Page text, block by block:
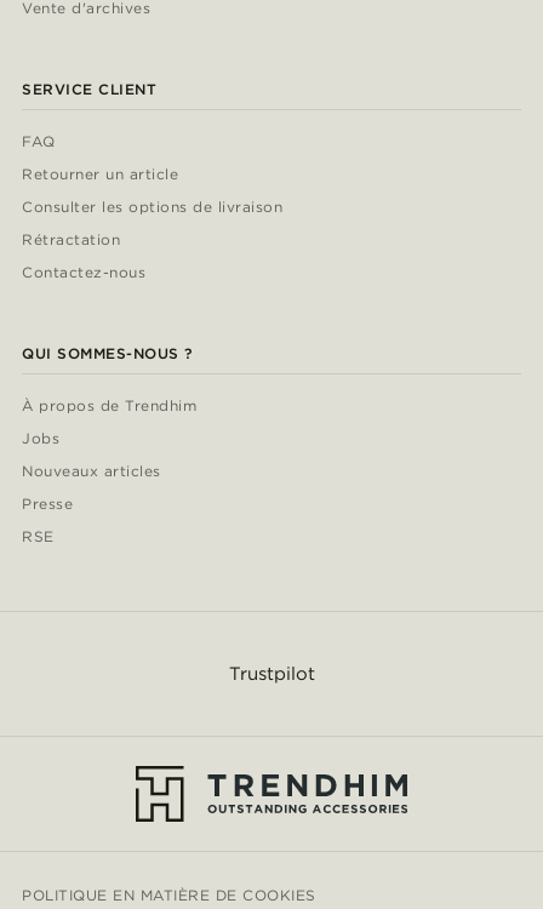
Vente d'archives
SERVICE CLIENT
FAQ
Retourner un article
Consulter les options de livraison
Rétractation
Contactez-nous
QUI SOMMES-NOUS ?
À propos de Trendhim
Jobs
Nouveaux articles
Presse
RSE
Trustpilot
POLITIQUE EN MATIÈRE DE COOKIES